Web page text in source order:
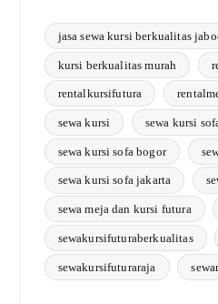
jasa sewa kursi berkualitas
kursi berkualitas murah
rentalkursifutura
sewa kursi sewa kursi
sewa kursi sofa bogor
sewa kursi sofa jakarta
sewa meja dan kursi futura
sewakursifuturaberkualitas
sewakursifuturaraja